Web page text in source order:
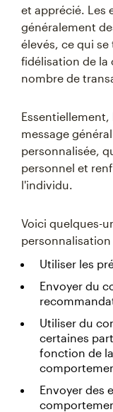
et apprécié. Les
généralement
élevés, ce qui
fidélisation de la
nombre de
message
personnalisée,
personnel et
l'individu.
Voici quelques-
Utiliser les
Envoyer du
Utiliser du
certaines
fonction de
Envoyer des